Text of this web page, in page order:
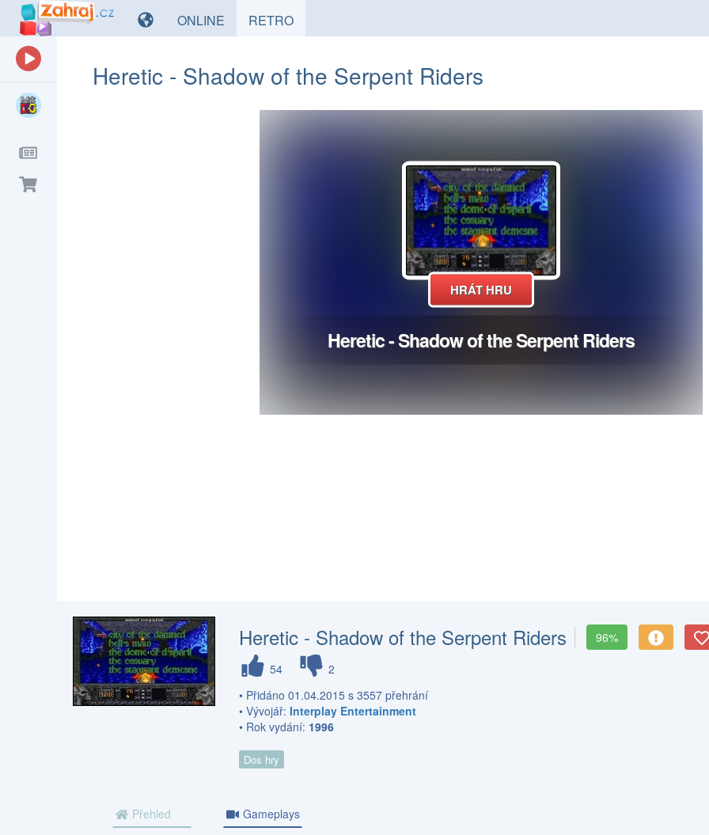
ONLINE HRYRETROHRY
Heretic - Shadow of the Serpent Riders
Heretic - Shadow of the Serpent Riders
96%
54
2
• Přidáno 01.04.2015 s 3557 přehrání
• Vývojář:Interplay Entertainment
• Rok vydání: 1996
Dos hry
Přehled Gameplays